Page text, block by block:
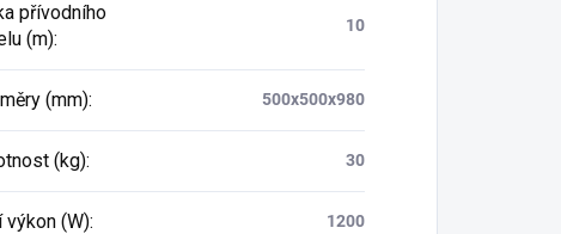
přívodního
(m):
10
(mm): 500x500x980
(kg): 30
výkon (W): 1200